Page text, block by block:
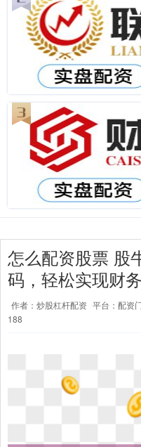
怎么配资股票 股
码，轻松实现财
作者：炒股杠杆配资 平台：配资
188